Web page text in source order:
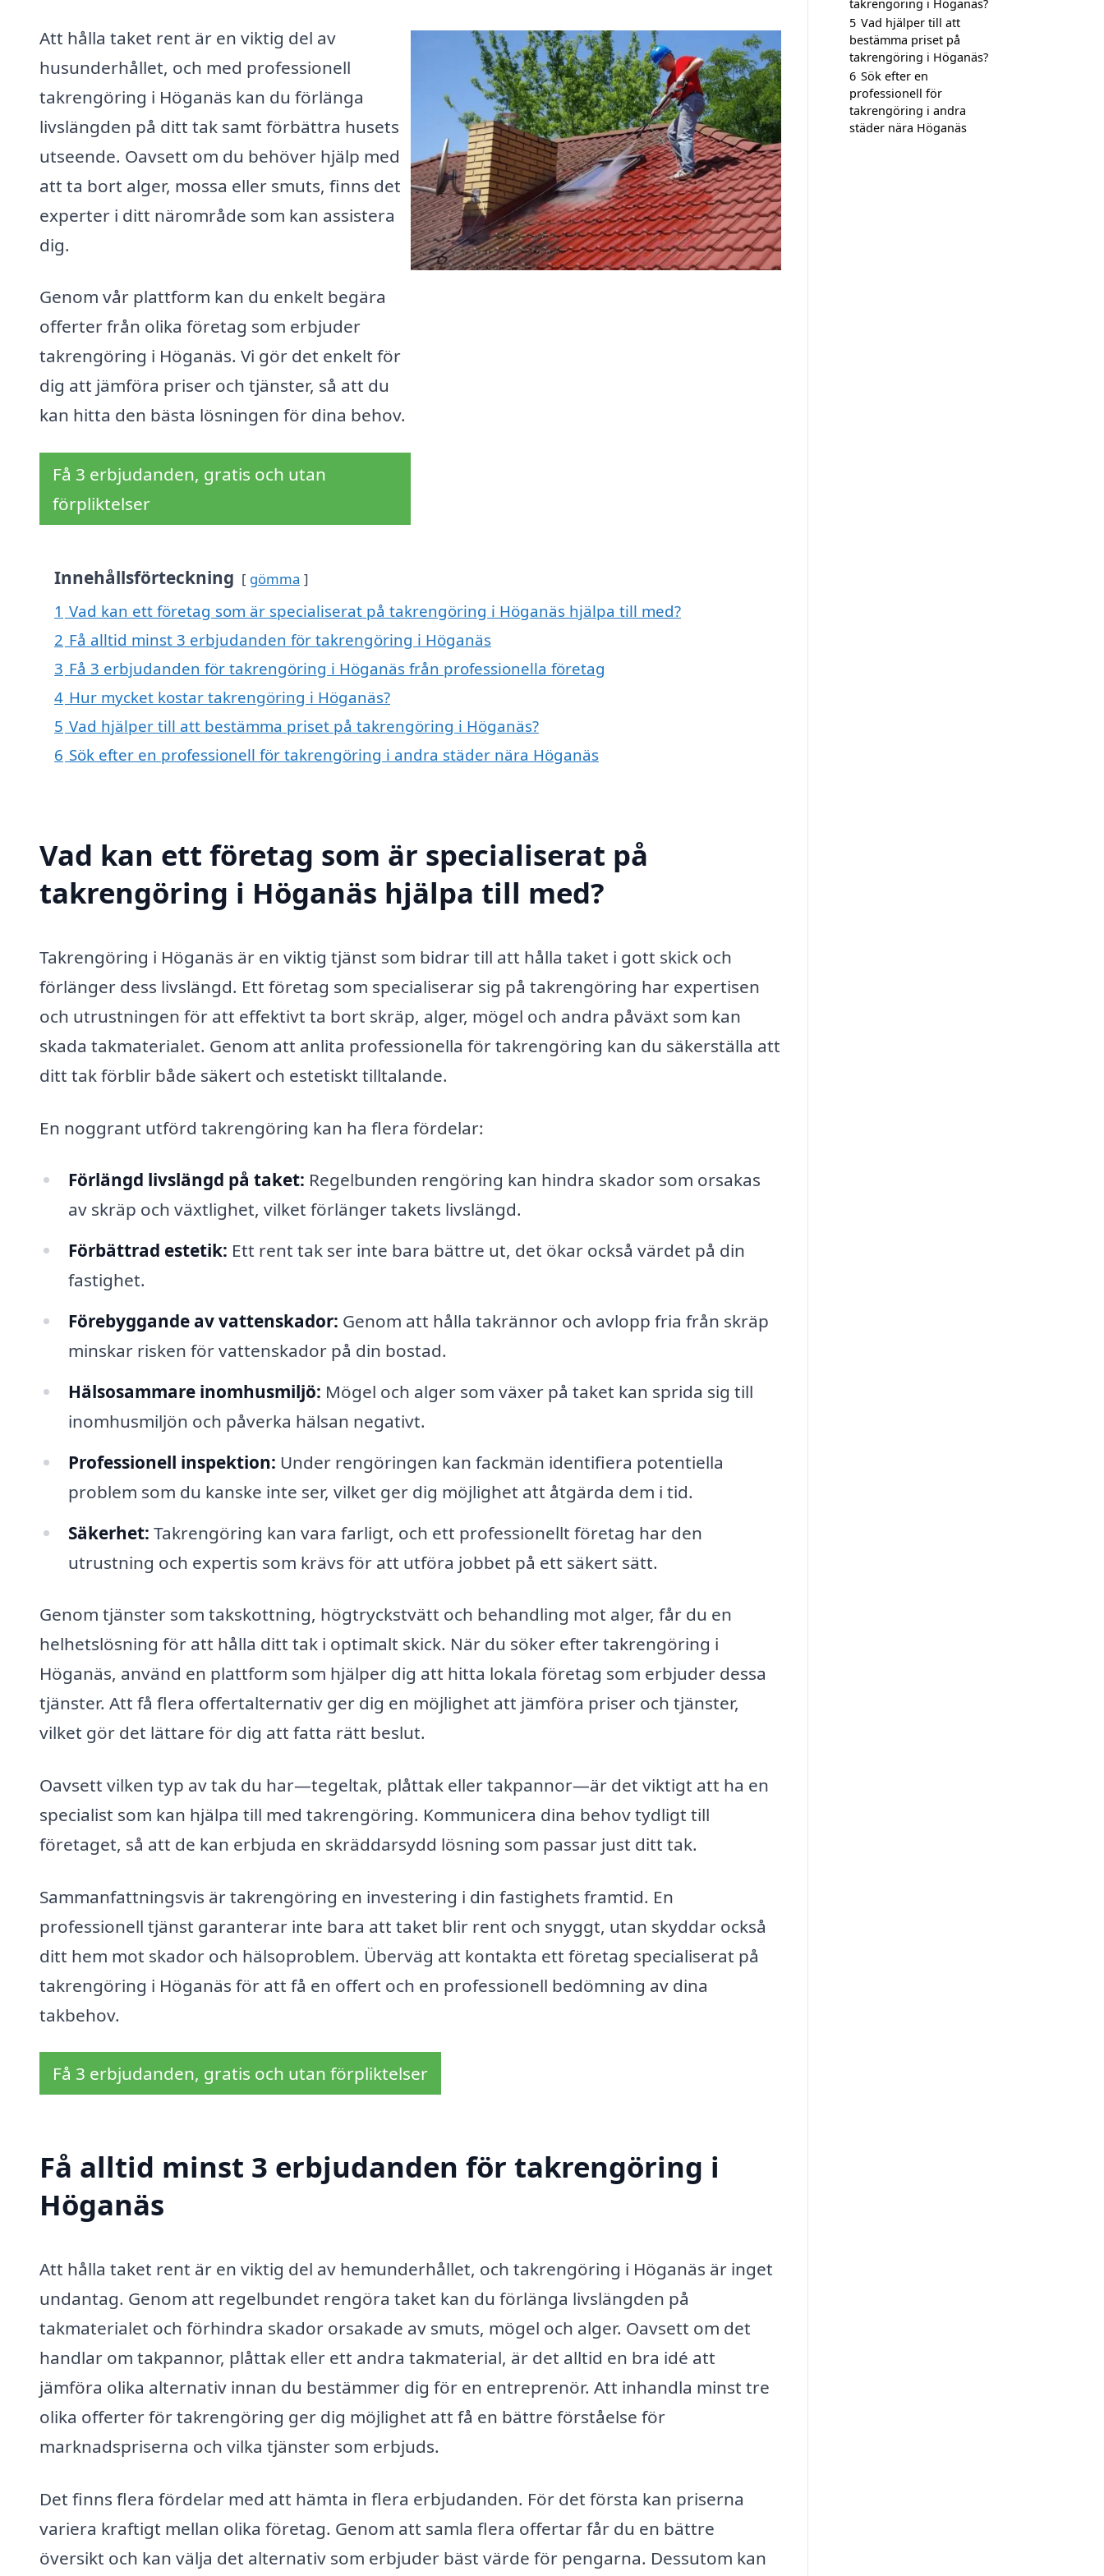
Att hålla taket rent är en viktig del av
husunderhållet, och med professionell
takrengöring i Höganäs kan du förlänga
livslängden på ditt tak samt förbättra husets
utseende. Oavsett om du behöver hjälp med
att ta bort alger, mossa eller smuts, finns det
experter i ditt närområde som kan assistera
dig.
Genom vår plattform kan du enkelt begära
offerter från olika företag som erbjuder
takrengöring i Höganäs. Vi gör det enkelt för
dig att jämföra priser och tjänster, så att du
kan hitta den bästa lösningen för dina behov.
Få 3 erbjudanden, gratis och utan
förpliktelser
Innehållsförteckning gömma
1 Vad kan ett företag som är specialiserat på takrengöring i Höganäs hjälpa till med?
2 Få alltid minst 3 erbjudanden för takrengöring i Höganäs
3 Få 3 erbjudanden för takrengöring i Höganäs från professionella företag
4 Hur mycket kostar takrengöring i Höganäs?
5 Vad hjälper till att bestämma priset på takrengöring i Höganäs?
6 Sök efter en professionell för takrengöring i andra städer nära Höganäs
Vad kan ett företag som är specialiserat på
takrengöring i Höganäs hjälpa till med?
Takrengöring i Höganäs är en viktig tjänst som bidrar till att hålla taket i gott skick och
förlänger dess livslängd. Ett företag som specialiserar sig på takrengöring har expertisen
och utrustningen för att effektivt ta bort skräp, alger, mögel och andra påväxt som kan
skada takmaterialet. Genom att anlita professionella för takrengöring kan du säkerställa att
ditt tak förblir både säkert och estetiskt tilltalande.
En noggrant utförd takrengöring kan ha flera fördelar:
Förlängd livslängd på taket: Regelbunden rengöring kan hindra skador som orsakas
av skräp och växtlighet, vilket förlänger takets livslängd.
Förbättrad estetik: Ett rent tak ser inte bara bättre ut, det ökar också värdet på din
fastighet.
Förebyggande av vattenskador: Genom att hålla takrännor och avlopp fria från skräp
minskar risken för vattenskador på din bostad.
Hälsosammare inomhusmiljö: Mögel och alger som växer på taket kan sprida sig till
inomhusmiljön och påverka hälsan negativt.
Professionell inspektion: Under rengöringen kan fackmän identifiera potentiella
problem som du kanske inte ser, vilket ger dig möjlighet att åtgärda dem i tid.
Säkerhet: Takrengöring kan vara farligt, och ett professionellt företag har den
utrustning och expertis som krävs för att utföra jobbet på ett säkert sätt.
Genom tjänster som takskottning, högtryckstvätt och behandling mot alger, får du en
helhetslösning för att hålla ditt tak i optimalt skick. När du söker efter takrengöring i
Höganäs, använd en plattform som hjälper dig att hitta lokala företag som erbjuder dessa
tjänster. Att få flera offertalternativ ger dig en möjlighet att jämföra priser och tjänster,
vilket gör det lättare för dig att fatta rätt beslut.
Oavsett vilken typ av tak du har—tegeltak, plåttak eller takpannor—är det viktigt att ha en
specialist som kan hjälpa till med takrengöring. Kommunicera dina behov tydligt till
företaget, så att de kan erbjuda en skräddarsydd lösning som passar just ditt tak.
Sammanfattningsvis är takrengöring en investering i din fastighets framtid. En
professionell tjänst garanterar inte bara att taket blir rent och snyggt, utan skyddar också
ditt hem mot skador och hälsoproblem. Überväg att kontakta ett företag specialiserat på
takrengöring i Höganäs för att få en offert och en professionell bedömning av dina
takbehov.
Få 3 erbjudanden, gratis och utan förpliktelser
Få alltid minst 3 erbjudanden för takrengöring i
Höganäs
Att hålla taket rent är en viktig del av hemunderhållet, och takrengöring i Höganäs är inget
undantag. Genom att regelbundet rengöra taket kan du förlänga livslängden på
takmaterialet och förhindra skador orsakade av smuts, mögel och alger. Oavsett om det
handlar om takpannor, plåttak eller ett andra takmaterial, är det alltid en bra idé att
jämföra olika alternativ innan du bestämmer dig för en entreprenör. Att inhandla minst tre
olika offerter för takrengöring ger dig möjlighet att få en bättre förståelse för
marknadspriserna och vilka tjänster som erbjuds.
Det finns flera fördelar med att hämta in flera erbjudanden. För det första kan priserna
variera kraftigt mellan olika företag. Genom att samla flera offertar får du en bättre
översikt och kan välja det alternativ som erbjuder bäst värde för pengarna. Dessutom kan
takrengöring i Höganäs?
5 Vad hjälper till att
bestämma priset på
takrengöring i Höganäs?
6 Sök efter en
professionell för
takrengöring i andra
städer nära Höganäs